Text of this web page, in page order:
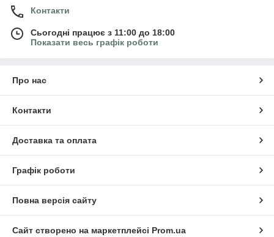
Контакти
Сьогодні працює з 11:00 до 18:00
Показати весь графік роботи
Про нас
Контакти
Доставка та оплата
Графік роботи
Повна версія сайту
Сайт створено на маркетплейсі Prom.ua